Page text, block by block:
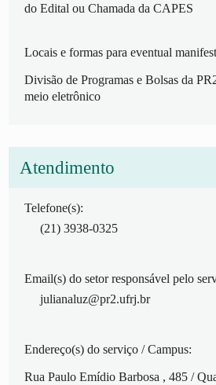
do Edital ou Chamada da CAPES
Locais e formas para eventual
Divisão de Programas e Bolsas da
meio eletrônico
Atendimento
Telefone(s):
(21) 3938-0325
Email(s) do setor responsável pelo
julianaluz@pr2.ufrj.br
Endereço(s) do serviço / Campus:
Rua Paulo Emídio Barbosa , 485 /